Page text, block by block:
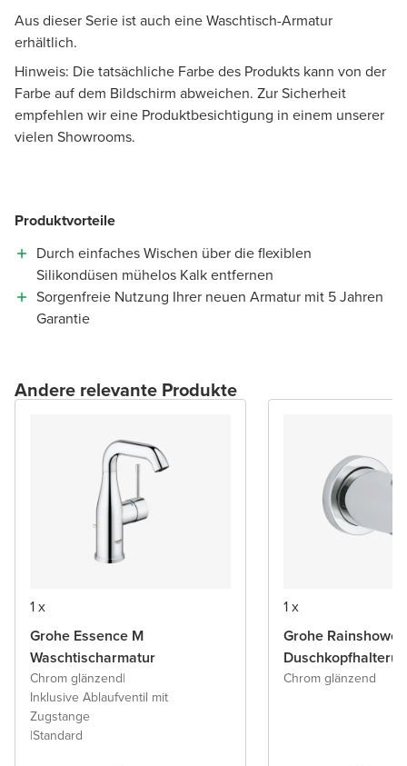
Aus dieser Serie ist auch eine Waschtisch-Armatur
erhältlich.
Hinweis: Die tatsächliche Farbe des Produkts kann von der
Farbe auf dem Bildschirm abweichen. Zur Sicherheit
empfehlen wir eine Produktbesichtigung in einem unserer
vielen Showrooms.
Produktvorteile
Durch einfaches Wischen über die flexiblen
Silikondüsen mühelos Kalk entfernen
Sorgenfreie Nutzung Ihrer neuen Armatur mit 5 Jahren
Garantie
Andere relevante Produkte
1 x
Grohe Essence M
Waschtischarmatur
Chrom glänzend|
Inklusive Ablaufventil mit
Zugstange
|Standard
1 x
Grohe
Chrom glänzend